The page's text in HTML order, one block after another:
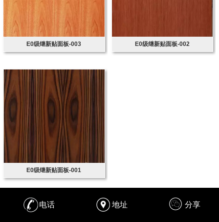
E0级继新贴面板-003 E0级继新贴面板-002
E0级继新贴面板-001
电话 地址 分享